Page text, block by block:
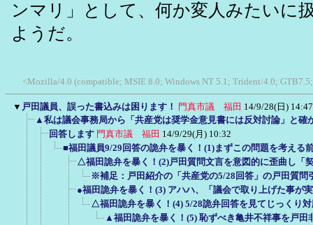
ンマリ」として、何か変人みたいに
ようだ。
<Mozilla/4.0 (compatible; MSIE 8.0; Windows NT 5.1; Trident/4.0;
▼ 戸田議員、誤った書込みは困ります！ 門真市議 福田 14/9/28(日) 14:47
▲私は議会事務局から「共産党は奨学金意見書には反対討論」と確
回答します 門真市議 福田 14/9/29(月) 10:32
■福田議員9/29回答の詭弁を暴く！(1)まずこの問題を考える
△福田詭弁を暴く！(2)戸田質問文言を意図的に歪曲し「
※補足：戸田紹介の「共産党の5/28回答」の戸田質問
●福田詭弁を暴く！(3) アハハ、「議会で取り上げた事が
△福田詭弁を暴く！(4) 5/28詭弁回答を見てじっくり
▲福田詭弁を暴く！(5) 恥ずべき亀井不祥事を戸田